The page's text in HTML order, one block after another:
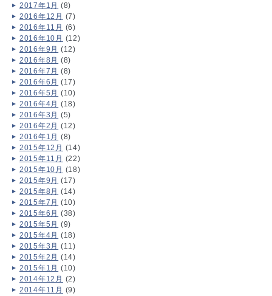
2017年1月 (8)
2016年12月 (7)
2016年11月 (6)
2016年10月 (12)
2016年9月 (12)
2016年8月 (8)
2016年7月 (8)
2016年6月 (17)
2016年5月 (10)
2016年4月 (18)
2016年3月 (5)
2016年2月 (12)
2016年1月 (8)
2015年12月 (14)
2015年11月 (22)
2015年10月 (18)
2015年9月 (17)
2015年8月 (14)
2015年7月 (10)
2015年6月 (38)
2015年5月 (9)
2015年4月 (18)
2015年3月 (11)
2015年2月 (14)
2015年1月 (10)
2014年12月 (2)
2014年11月 (9)